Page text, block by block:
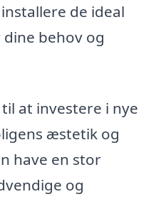
de ideal
behov og
at investere i nye
æstetik og
have en stor
og